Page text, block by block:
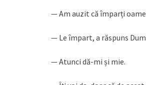
— Am auzit că împarți
— Le împart, a răspuns
— Atunci dă-mi și mie.